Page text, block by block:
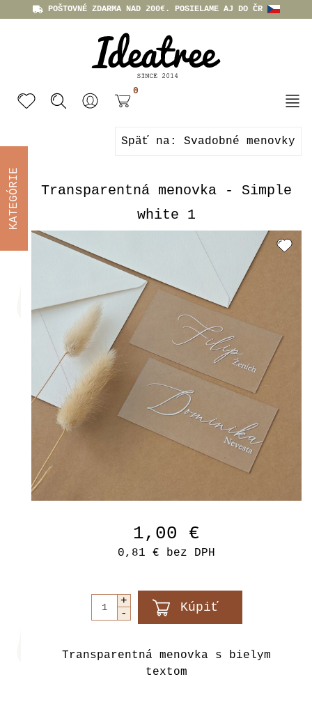
POŠTOVNÉ ZDARMA NAD 200€. POSIELAME AJ DO ČR
0
Späť na: Svadobné menovky
Transparentná menovka - Simple
white 1
1,00 €
0,81 € bez DPH
Transparentná menovka s bielym
textom
KATEGÓRIE